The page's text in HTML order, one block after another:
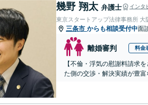
幾野 翔太 弁護士 インタ
東京スタートアップ法律事務所 大
三条市 からも相談受付中面
離婚審判 料金
【不倫・浮気の慰謝料請求
た側の交渉・解決実績が豊